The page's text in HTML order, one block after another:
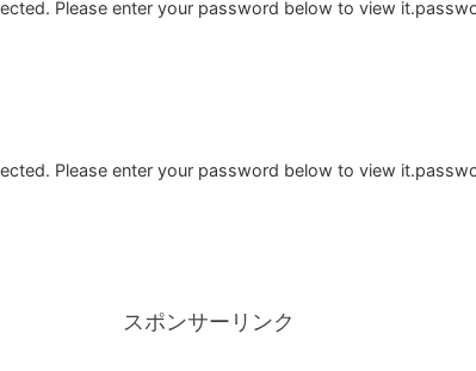
Please enter your password below to view
Please enter your password below to view
スポンサーリンク